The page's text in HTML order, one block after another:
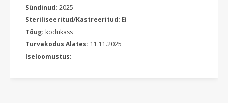
Sündinud: 2025
Steriliseeritud/Kastreeritud: Ei
Tõug: kodukass
Turvakodus Alates: 11.11.2025
Iseloomustus: